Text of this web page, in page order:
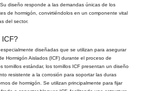
diseño responde a las demandas únicas de los
de hormigón, convirtiéndolos en un componente vital
del sector.
ICF?
diseñadas que se utilizan para asegurar
Hormigón Aislados (ICF) durante el proceso de
tornillos estándar, los tornillos ICF presentan un diseño
resistente a la corrosión para soportar las duras
de hormigón. Se utilizan principalmente para fijar